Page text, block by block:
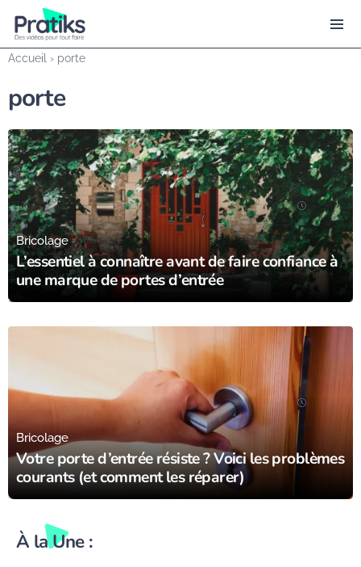
Accueil › porte
porte
L’essentiel à connaître avant de faire confiance à
une marque de portes d’entrée
Bricolage
27/06/25
Votre porte d’entrée résiste ? Voici les problèmes
courants (et comment les réparer)
Bricolage
24/09/23
À la Une :